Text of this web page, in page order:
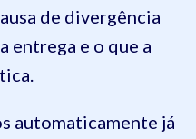
de divergência
entrega e o que a
automaticamente já